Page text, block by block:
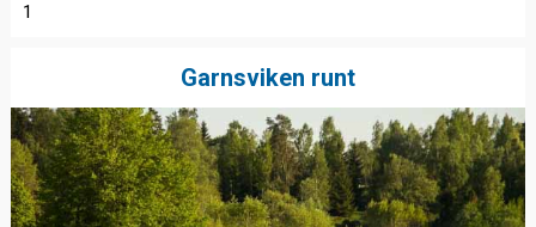
1
Garnsviken runt